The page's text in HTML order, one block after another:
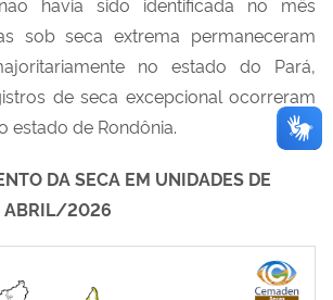
sob seca extrema permaneceram
no estado do Pará,
de seca excepcional ocorreram
estado de Rondônia.
DA SECA EM UNIDADES DE
ABRIL/2026